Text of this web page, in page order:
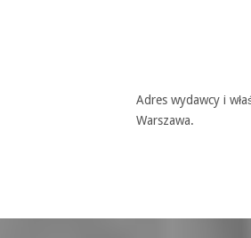
Adres wydawcy i
Warszawa.